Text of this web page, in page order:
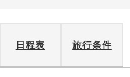
日程表 旅行条件